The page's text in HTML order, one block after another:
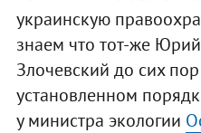
украинскую
знаем что тот-же
Злочевский до сих
установленном
у министра экологии